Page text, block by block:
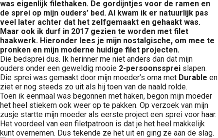
was eigenlijk filethaken. De gordijntjes voor de ramen en
de sprei op mijn ouders’ bed. Al kwam ik er natuurlijk pas
veel later achter dat het zelfgemaakt en gehaakt was.
Maar ook ik durf in 2017 gezien te worden met filet
haakwerk. Hieronder lees je mijn nostalgische, om mee te
pronken en mijn moderne huidige filet projecten.
Die bedsprei dus. Ik herinner me niet anders dan dat mijn
ouders onder een geweldig mooie 2-persoonssprei slapen.
Die sprei was gemaakt door mijn moeder’s oma met Durable en
ziet er nog steeds zo uit als hij toen van de naald rolde.
Toen ik eenmaal was begonnen met haken, begon mijn moeder
het heel stiekem ook weer op te pakken. Op verzoek van mijn
zusje startte mijn moeder als eerste project een sprei voor haar.
Het voordeel van een filetpatroon is dat je het heel makkelijk
kunt overnemen. Dus tekende ze het uit en ging ze aan de slag.